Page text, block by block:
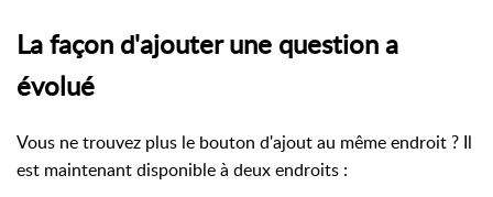
La façon d'ajouter une question a
évolué
Vous ne trouvez plus le bouton d'ajout au même endroit ? Il
est maintenant disponible à deux endroits :